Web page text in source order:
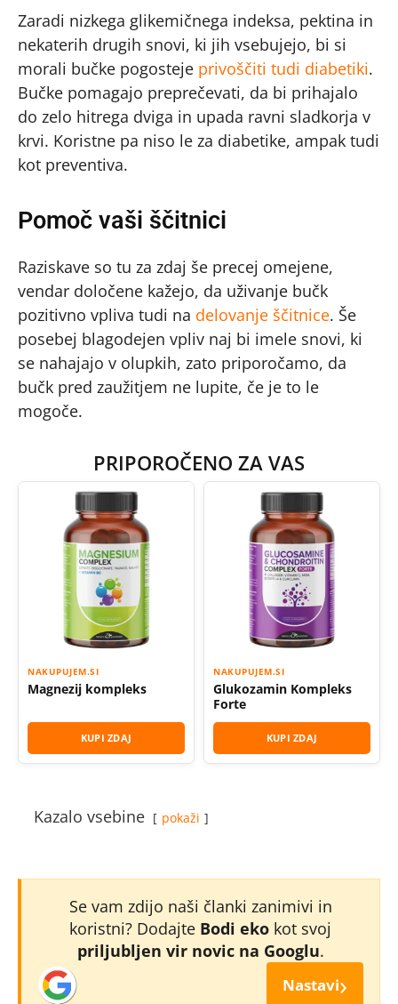
Zaradi nizkega glikemičnega indeksa, pektina in
nekaterih drugih snovi, ki jih vsebujejo, bi si
morali bučke pogosteje privoščiti tudi diabetiki.
Bučke pomagajo preprečevati, da bi prihajalo
do zelo hitrega dviga in upada ravni sladkorja v
krvi. Koristne pa niso le za diabetike, ampak tudi
kot preventiva.
Pomoč vaši ščitnici
Raziskave so tu za zdaj še precej omejene,
vendar določene kažejo, da uživanje bučk
pozitivno vpliva tudi na delovanje ščitnice. Še
posebej blagodejen vpliv naj bi imele snovi, ki
se nahajajo v olupkih, zato priporočamo, da
bučk pred zaužitjem ne lupite, če je to le
mogoče.
PRIPOROČENO ZA VAS
NAKUPUJEM.SI
Magnezij kompleks
KUPI ZDAJ
NAKUPUJEM.SI
Glukozamin Kompleks
Forte
KUPI ZDAJ
Kazalo vsebine pokaži
Se vam zdijo naši članki zanimivi in
koristni? Dodajte Bodi eko kot svoj
priljubljen vir novic na Googlu.
Nastavi›